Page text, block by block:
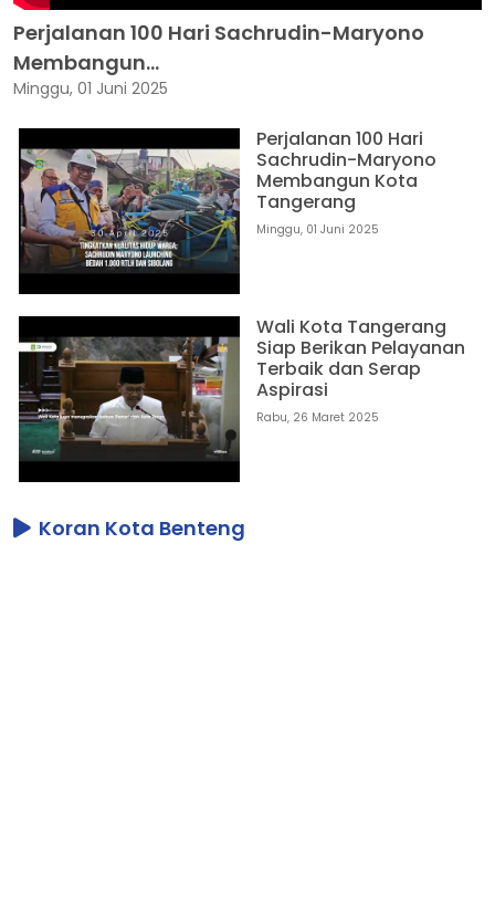
Perjalanan 100 Hari Sachrudin-Maryono
Membangun...
Minggu, 01 Juni 2025
Perjalanan 100 Hari
Sachrudin-Maryono
Membangun Kota
Tangerang
Minggu, 01 Juni 2025
Wali Kota Tangerang
Siap Berikan Pelayanan
Terbaik dan Serap
Aspirasi
Rabu, 26 Maret 2025
Koran Kota Benteng